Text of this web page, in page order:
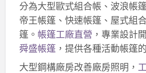
分為大型歐式組合帳、波浪帳
帝王帳篷、快速帳篷、屋式組
篷。 帳篷工廠直營 ，專業設計
舜盛帳篷，提供各種活動帳篷
大型鋼構廠房改善廠房照明，